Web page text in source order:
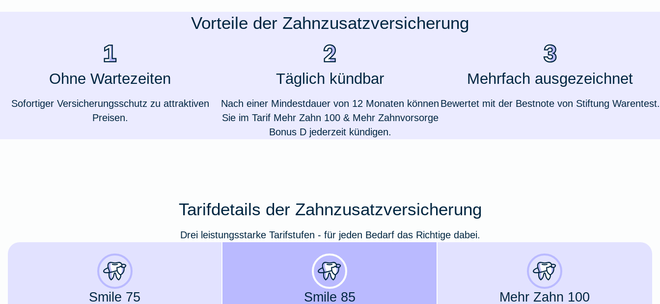
Oldtimersammlungsversicherung
Zur Produktübersicht
Vorteile der Zahnzusatzversicherung
Ohne Wartezeiten
Sofortiger Versicherungsschutz zu attraktiven
Preisen.
Täglich kündbar
Nach einer Mindestdauer von 12 Monaten können
Sie im Tarif Mehr Zahn 100 & Mehr Zahnvorsorge
Bonus D jederzeit kündigen.
Mehrfach ausgezeichnet
Bewertet mit der Bestnote von Stiftung Warentest.
Tarifdetails der Zahnzusatzversicherung
Drei leistungsstarke Tarifstufen - für jeden Bedarf das Richtige dabei.
Smile 75 Smile 85 Mehr Zahn 100